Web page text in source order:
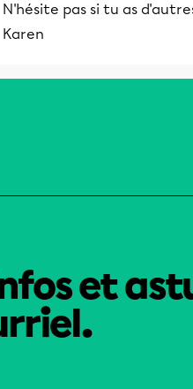
N'hésite pas si tu as
Karen
et